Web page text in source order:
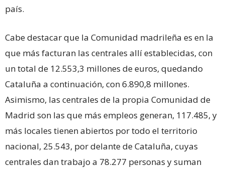
país.
Cabe destacar que la Comunidad madrileña es en la
que más facturan las centrales allí establecidas, con
un total de 12.553,3 millones de euros, quedando
Cataluña a continuación, con 6.890,8 millones.
Asimismo, las centrales de la propia Comunidad de
Madrid son las que más empleos generan, 117.485, y
más locales tienen abiertos por todo el territorio
nacional, 25.543, por delante de Cataluña, cuyas
centrales dan trabajo a 78.277 personas y suman